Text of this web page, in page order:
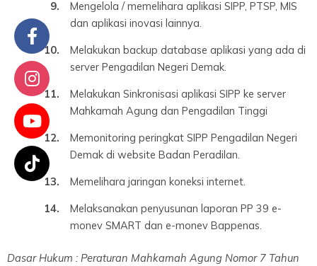
Mengelola / memelihara aplikasi SIPP, PTSP, MIS
dan aplikasi inovasi lainnya.
Melakukan backup database aplikasi yang ada di
server Pengadilan Negeri Demak.
Melakukan Sinkronisasi aplikasi SIPP ke server
Mahkamah Agung dan Pengadilan Tinggi
Memonitoring peringkat SIPP Pengadilan Negeri
Demak di website Badan Peradilan.
Memelihara jaringan koneksi internet.
Melaksanakan penyusunan laporan PP 39 e-
monev SMART dan e-monev Bappenas.
Dasar Hukum : Peraturan Mahkamah Agung Nomor 7 Tahun